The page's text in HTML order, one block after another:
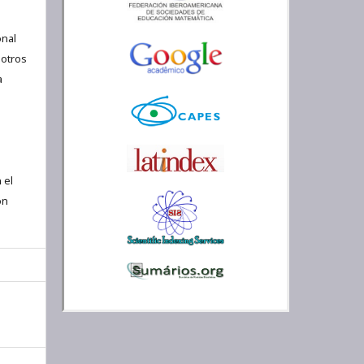
otros
el